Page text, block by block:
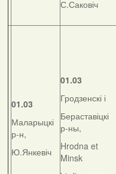
С.Саковіч
01.03
Маларыцкі
р-н,
Ю.Янкевіч
01.03
Гродзенскі і
Бераставіцкі
р-ны,
Hrodna et
Minsk